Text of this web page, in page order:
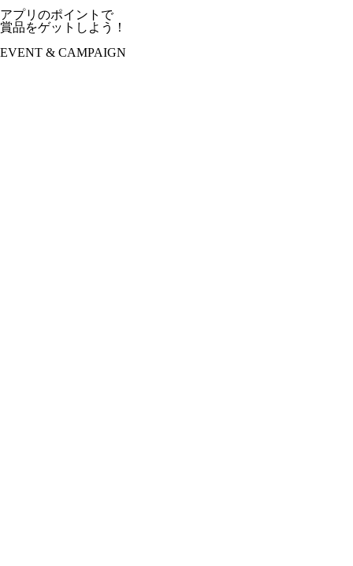
アプリのポイントで
賞品をゲットしよう！
EVENT & CAMPAIGN